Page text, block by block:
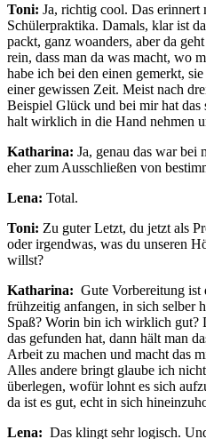
Toni: Ja, richtig cool. Das erinnert
Schülerpraktika. Damals, klar ist
packt, ganz woanders, aber da
rein, dass man da was macht, wo
habe ich bei den einen gemerkt,
einer gewissen Zeit. Meist nach
Beispiel Glück und bei mir hat das
halt wirklich in die Hand nehmen
Katharina: Ja, genau das war bei
eher zum Ausschließen von
Lena: Total.
Toni: Zu guter Letzt, du jetzt als
oder irgendwas, was du unseren
willst?
Katharina: Gute Vorbereitung
frühzeitig anfangen, in sich selber
Spaß? Worin bin ich wirklich gut?
das gefunden hat, dann hält man
Arbeit zu machen und macht das
Alles andere bringt glaube ich
überlegen, wofür lohnt es sich
da ist es gut, echt in sich
Lena: Das klingt sehr logisch.